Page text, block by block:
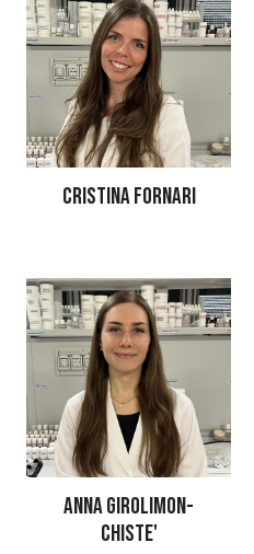
CRISTINA FORNARI
ANNA GIROLIMON-
CHISTE'